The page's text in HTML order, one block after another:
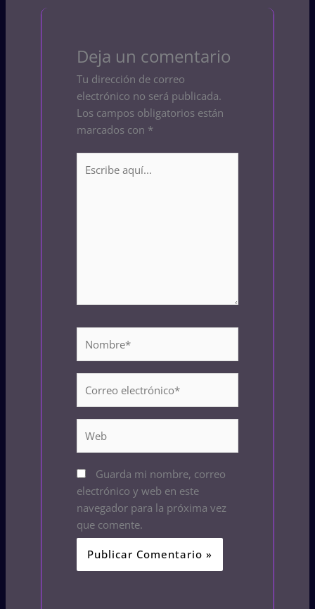
Deja un comentario
Tu dirección de correo
electrónico no será publicada.
Los campos obligatorios están
marcados con *
aquí...
electrónico*
Guarda mi nombre, correo
electrónico y web en este
navegador para la próxima vez
que comente.